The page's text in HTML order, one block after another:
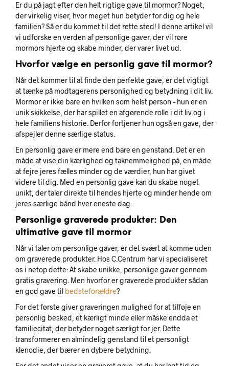
Er du på jagt efter den helt rigtige gave til mormor? Noget,
der virkelig viser, hvor meget hun betyder for dig og hele
familien? Så er du kommet til det rette sted! I denne artikel vil
vi udforske en verden af personlige gaver, der vil røre
mormors hjerte og skabe minder, der varer livet ud.
Hvorfor vælge en personlig gave til mormor?
Når det kommer til at finde den perfekte gave, er det vigtigt
at tænke på modtagerens personlighed og betydning i dit liv.
Mormor er ikke bare en hvilken som helst person – hun er en
unik skikkelse, der har spillet en afgørende rolle i dit liv og i
hele familiens historie. Derfor fortjener hun også en gave, der
afspejler denne særlige status.
En personlig gave er mere end bare en genstand. Det er en
måde at vise din kærlighed og taknemmelighed på, en måde
at fejre jeres fælles minder og de værdier, hun har givet
videre til dig. Med en personlig gave kan du skabe noget
unikt, der taler direkte til hendes hjerte og minder hende om
jeres særlige bånd hver eneste dag.
Personlige graverede produkter: Den
ultimative gave til mormor
Når vi taler om personlige gaver, er det svært at komme uden
om graverede produkter. Hos C.Centrum har vi specialiseret
os i netop dette: At skabe unikke, personlige gaver gennem
gratis gravering. Men hvorfor er graverede produkter sådan
en god gave til bedsteforældre?
For det første giver graveringen mulighed for at tilføje en
personlig besked, et kærligt minde eller måske endda et
familiecitat, der betyder noget særligt for jer. Dette
transformerer en almindelig genstand til et personligt
klenodie, der bærer en dybere betydning.